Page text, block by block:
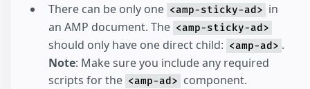
There can be only one <amp-sticky-ad> in
an AMP document. The <amp-sticky-ad>
should only have one direct child: <amp-ad> .
Note: Make sure you include any required
scripts for the <amp-ad> component.